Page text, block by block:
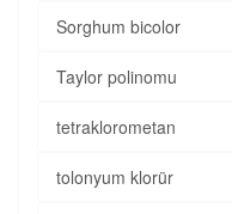
Sorghum bicolor
Taylor polinomu
tetraklorometan
tolonyum klorür